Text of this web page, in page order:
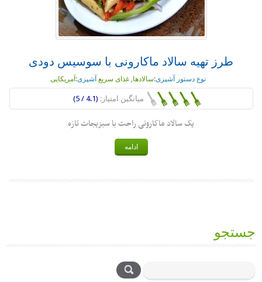
طرز تهیه سالاد ماکارونی با سوسیس دودی
نوع دستور آشپزی:سالادها, غذای سریع آشپزی: آمریکایی
میانگین امتیاز: (4.1 / 5)
یک سالاد ماکارونی راحت با سبزیجات تازه
ادامه
جستجو